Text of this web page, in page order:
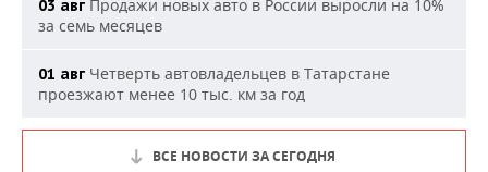
03 авг Продажи новых авто в России выросли на 10%
за семь месяцев
01 авг Четверть автовладельцев в Татарстане
проезжают менее 10 тыс. км за год
ВСЕ НОВОСТИ ЗА СЕГОДНЯ